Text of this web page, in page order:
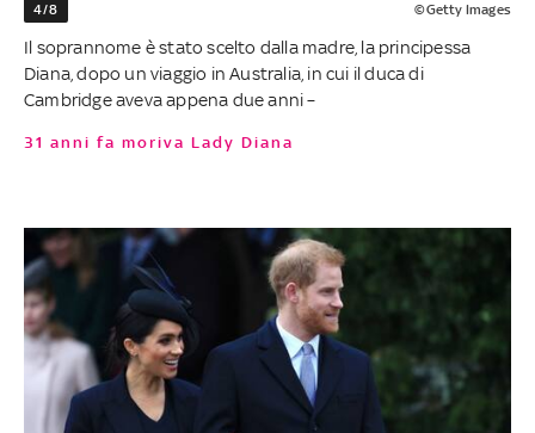
4/8 ©Getty Images
Il soprannome è stato scelto dalla madre, la principessa
Diana, dopo un viaggio in Australia, in cui il duca di
Cambridge aveva appena due anni –
31 anni fa moriva Lady Diana